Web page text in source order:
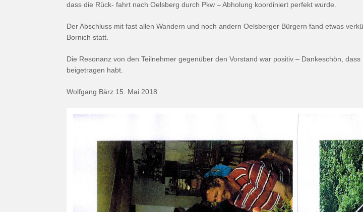
dass die Rück- fahrt nach Oelsberg durch Pkw – Abholung koordiniert perfekt wurde.
Der Abschluss mit fast allen Wandern und noch andern Oelsberger Bürgern fand etwas
Bornich statt.
Die Resonanz von den Teilnehmer gegenüber den Vorstand war positiv – Dankeschön,
beigetragen habt.
Wolfgang Bärz 15. Mai 2018